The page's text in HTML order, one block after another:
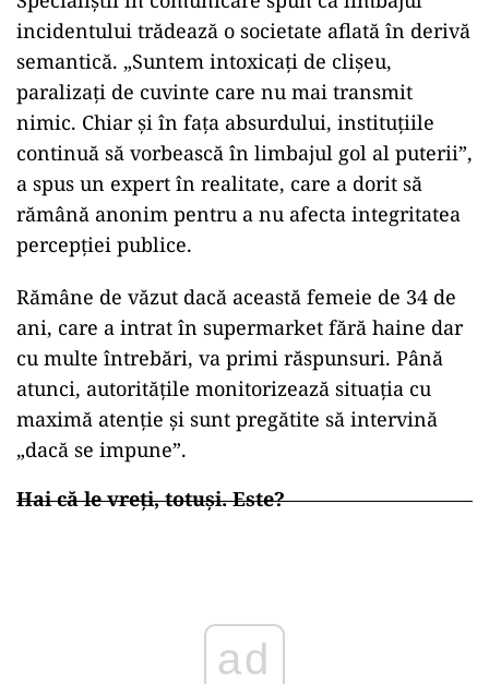
incidentului trădează o societate aflată în derivă
semantică. „Suntem intoxicați de clișeu,
paralizați de cuvinte care nu mai transmit
nimic. Chiar și în fața absurdului, instituțiile
continuă să vorbească în limbajul gol al puterii”,
a spus un expert în realitate, care a dorit să
rămână anonim pentru a nu afecta integritatea
percepției publice.
Rămâne de văzut dacă această femeie de 34 de
ani, care a intrat în supermarket fără haine dar
cu multe întrebări, va primi răspunsuri. Până
atunci, autoritățile monitorizează situația cu
maximă atenție și sunt pregătite să intervină
„dacă se impune”.
Hai că le vreți, totuși. Este?
ad